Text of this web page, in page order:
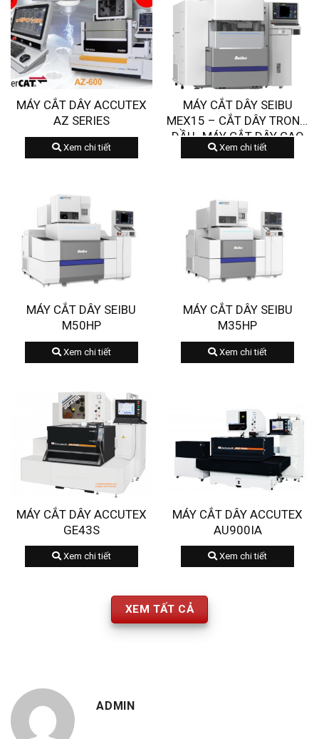
MÁY CẮT DÂY ACCUTEX
AZ SERIES
Xem chi tiết
MÁY CẮT DÂY SEIBU
MEX15 – CẮT DÂY TRONG
DẦU- MÁY CẮT DÂY CAO
CẤP
Xem chi tiết
MÁY CẮT DÂY SEIBU
M50HP
Xem chi tiết
MÁY CẮT DÂY SEIBU
M35HP
Xem chi tiết
MÁY CẮT DÂY ACCUTEX
GE43S
Xem chi tiết
MÁY CẮT DÂY ACCUTEX
AU900IA
Xem chi tiết
XEM TẤT CẢ
ADMIN